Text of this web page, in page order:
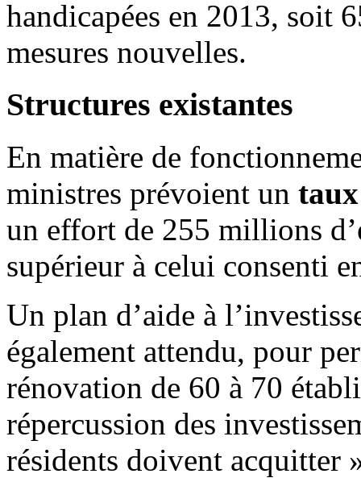
handicapées en 2013, soit
mesures nouvelles.
Structures existantes
En matière de
ministres prévoient un
un effort de 255 millions
supérieur à celui consenti
Un plan d’aide à
également attendu, pour
rénovation de 60 à 70
répercussion des
résidents doivent acquitter